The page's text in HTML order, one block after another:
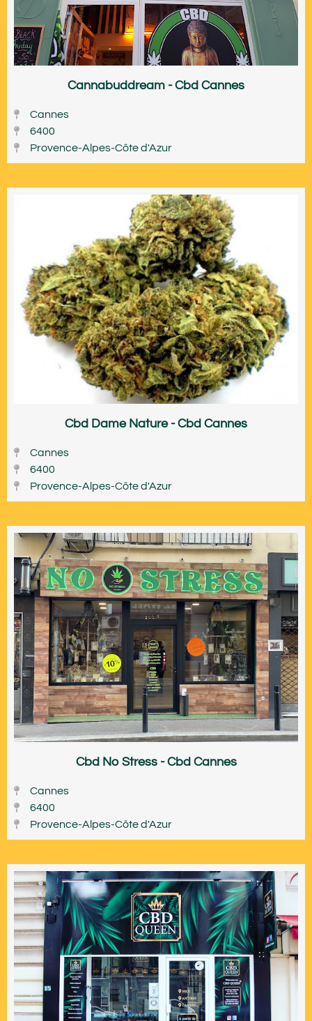
Cannabuddream - Cbd Cannes
Cannes
6400
Provence-Alpes-Côte d'Azur
Cbd Dame Nature - Cbd Cannes
Cannes
6400
Provence-Alpes-Côte d'Azur
Cbd No Stress - Cbd Cannes
Cannes
6400
Provence-Alpes-Côte d'Azur